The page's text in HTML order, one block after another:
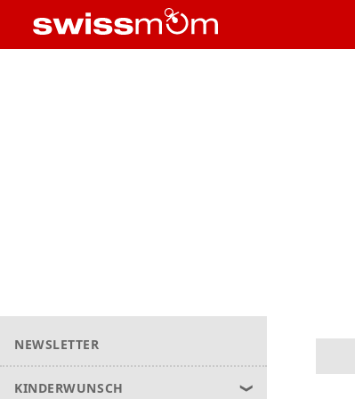
NEWSLETTER
KINDERWUNSCH